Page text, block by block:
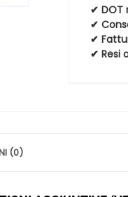
88W
✔ DOT
✔
✔
✔ Resi
(0)